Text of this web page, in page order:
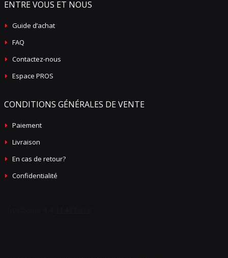
ENTRE VOUS ET NOUS
Guide d’achat
FAQ
Contactez-nous
Espace PROS
CONDITIONS GÉNÉRALES DE VENTE
Paiement
Livraison
En cas de retour?
Confidentialité